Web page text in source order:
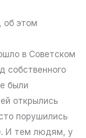
об этом
в Советском
собственного
были
открылись
порушились
И тем людям, у